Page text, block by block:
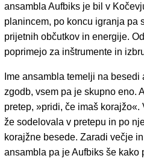
ansambla Aufbiks je bil v
planincem, po koncu igranja pa
prijetnih občutkov in energije.
poprimejo za inštrumente in
Ime ansambla temelji na
zgodb, vsem pa je skupno eno.
pretep, »pridi, če imaš
že sodelovala v pretepu in po
korajžne besede. Zaradi večje
ansambla pa je Aufbiks še kako